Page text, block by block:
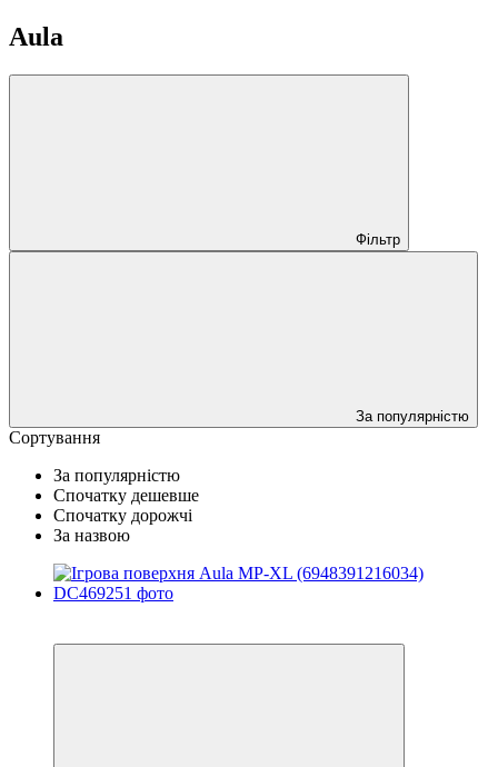
Aula
Фільтр
За популярністю
Сортування
За популярністю
Спочатку дешевше
Спочатку дорожчі
За назвою